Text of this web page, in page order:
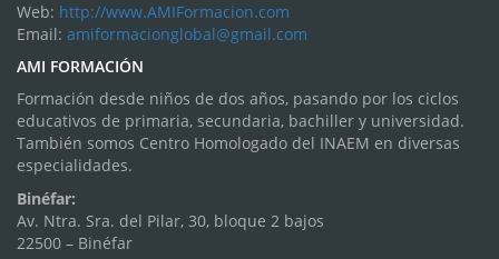
Web: http://www.AMIFormacion.com
Email: amiformacionglobal@gmail.com
AMI FORMACIÓN
Formación desde niños de dos años, pasando por los ciclos
educativos de primaria, secundaria, bachiller y universidad.
También somos Centro Homologado del INAEM en diversas
especialidades.
Binéfar:
Av. Ntra. Sra. del Pilar, 30, bloque 2 bajos
22500 – Binéfar